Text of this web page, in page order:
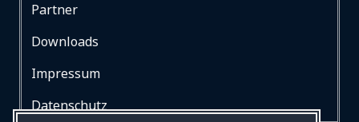
Partner
Downloads
Impressum
Datenschutz